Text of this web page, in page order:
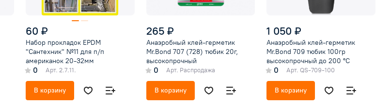
60 ₽
Набор прокладок EPDM
"Сантехник" №11 для п/п
американок 20-32мм
0 Арт. 2.7.11.
В корзину
265 ₽
Анаэробный клей-герметик
Mr.Bond 707 (728) тюбик 20г,
высокопрочный
0 Арт. Распродажа
В корзину
1 050 ₽
Анаэробный клей-герметик
Mr.Bond 709 тюбик 100гр
высокопрочный до 200 °С
0 Арт. QS-709-100
В корзину